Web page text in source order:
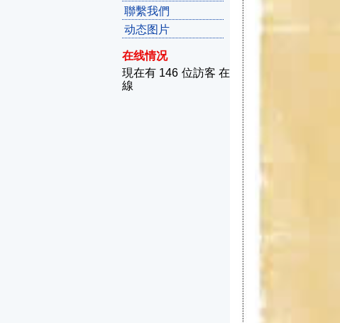
聯繫我們
动态图片
在线情况
現在有 146 位訪客 在
線